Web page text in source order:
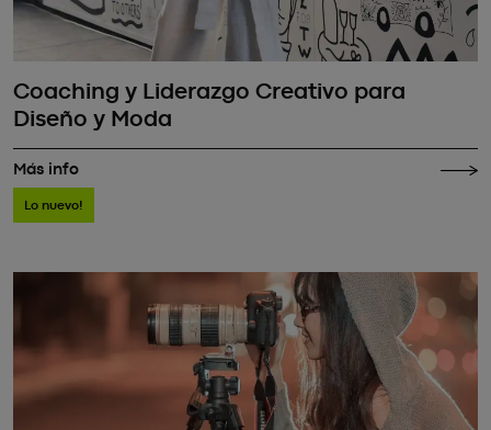
Coaching y Liderazgo Creativo para
Diseño y Moda
Más info
Lo nuevo!